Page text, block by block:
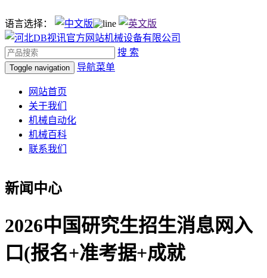
语言选择：
搜 索
Toggle navigation 导航菜单
网站首页
关于我们
机械自动化
机械百科
联系我们
新闻中心
2026中国研究生招生消息网入
口(报名+准考据+成就